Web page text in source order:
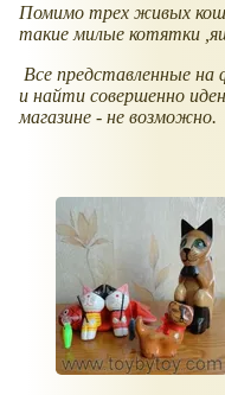
Помимо трех живых
такие милые котятки
Все представленные
и найти совершенно
магазине - не возможно.